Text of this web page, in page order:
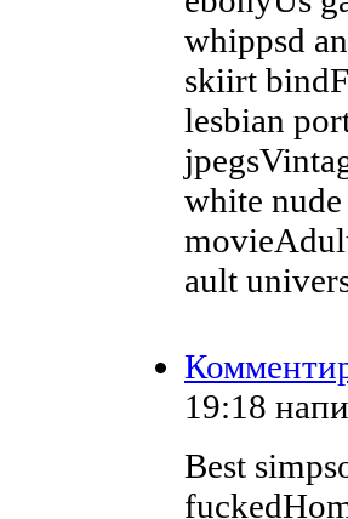
whippsd
skiirt
lesbian
white
ault
19:18
Best